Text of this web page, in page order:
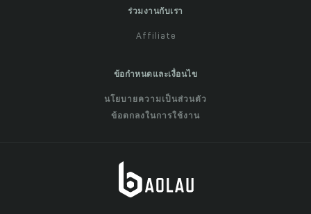
ร่วมงานกับเรา
Affiliate
ข้อกำหนดและเงื่อนไข
นโยบายความเป็นส่วนตัว
ข้อตกลงในการใช้งาน